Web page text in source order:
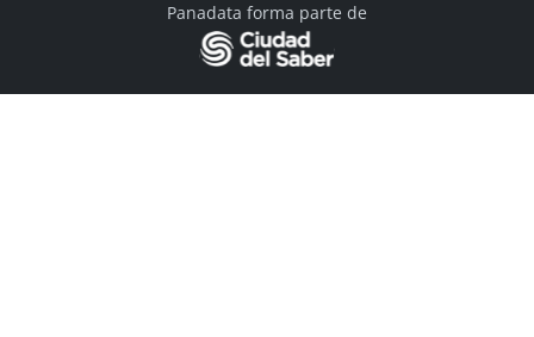
Panadata forma parte de